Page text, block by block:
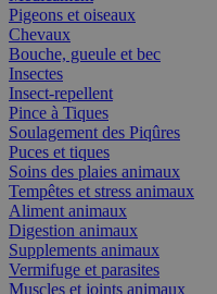
Pigeons et oiseaux
Chevaux
Bouche, gueule et bec
Insectes
Insect-repellent
Pince à Tiques
Soulagement des Piqûres
Puces et tiques
Soins des plaies animaux
Tempêtes et stress animaux
Aliment animaux
Digestion animaux
Supplements animaux
Vermifuge et parasites
Muscles et joints animaux